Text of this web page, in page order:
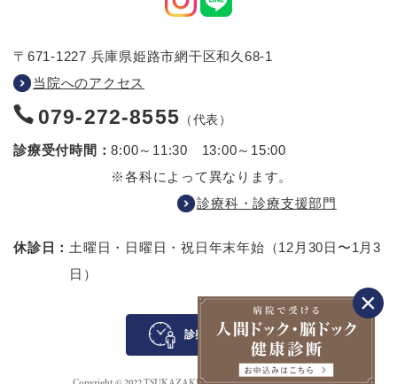
〒671-1227 兵庫県姫路市網干区和久68-1
当院へのアクセス
079-272-8555 （代表）
診療受付時間：8:00～11:30 13:00～15:00
※各科によって異なります。
診療科・診療支援部門
休診日： 土曜日・日曜日・祝日年末年始（12月30日〜1月3
日）
診察待ち案内